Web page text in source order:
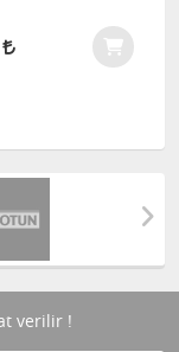
verilir !